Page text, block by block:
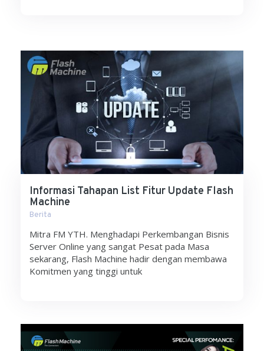
Informasi Tahapan List Fitur Update Flash
Machine
Berita
Mitra FM YTH. Menghadapi Perkembangan Bisnis
Server Online yang sangat Pesat pada Masa
sekarang, Flash Machine hadir dengan membawa
Komitmen yang tinggi untuk